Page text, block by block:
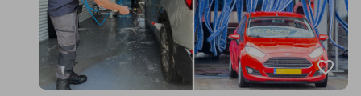
favorite_border